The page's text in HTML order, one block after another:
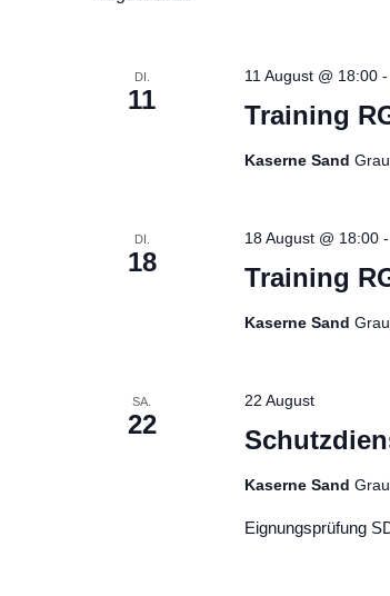
DI.
11
Training
11 August @ 18:00-
Kaserne Sand
DI.
18
Training
18 August @ 18:00-
Kaserne Sand
SA.
22
22 August
Kaserne Sand
Eignungsprüfung